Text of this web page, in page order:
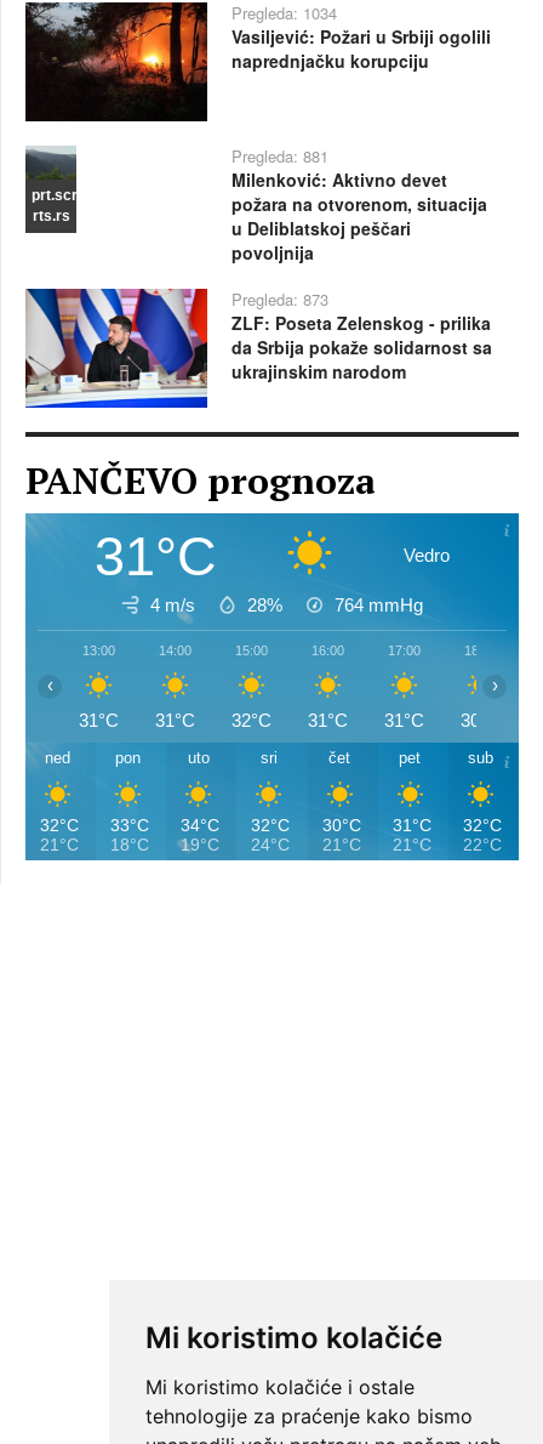
Mi koristimo kolačiće
Mi koristimo kolačiće i ostale
tehnologije za praćenje kako bismo
Pregleda: 1034
Vasiljević: Požari u Srbiji ogolili
naprednjačku korupciju
prt.scr
rts.rs
Pregleda: 881
Milenković: Aktivno devet
požara na otvorenom, situacija
u Deliblatskoj peščari
povoljnija
Pregleda: 873
ZLF: Poseta Zelenskog - prilika
da Srbija pokaže solidarnost sa
ukrajinskim narodom
PANČEVO prognoza
31°C Vedro
4 m/s 28% 764 mmHg
13:00
31°C
14:00
31°C
15:00
32°C
16:00
31°C
17:00
31°C
18:00
30°C
‹ ›
ned
32°C
21°C
pon
33°C
18°C
uto
34°C
19°C
sri
32°C
24°C
čet
30°C
21°C
pet
31°C
21°C
sub
32°C
22°C